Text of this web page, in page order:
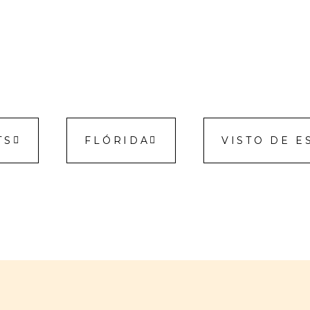
FLÓRIDA VISTO DE